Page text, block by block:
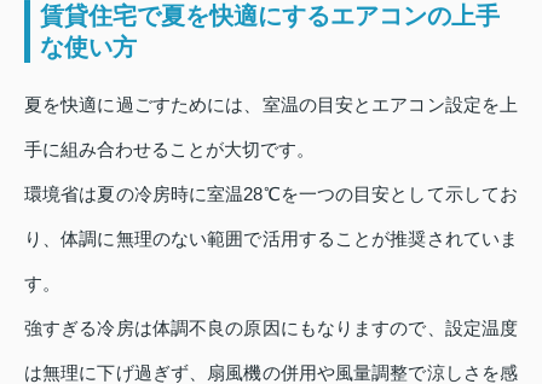
賃貸住宅で夏を快適にするエアコンの上手
な使い方
夏を快適に過ごすためには、室温の目安とエアコン設定を上
手に組み合わせることが大切です。
環境省は夏の冷房時に室温28℃を一つの目安として示してお
り、体調に無理のない範囲で活用することが推奨されていま
す。
強すぎる冷房は体調不良の原因にもなりますので、設定温度
は無理に下げ過ぎず、扇風機の併用や風量調整で涼しさを感